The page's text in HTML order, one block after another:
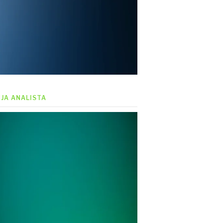
ANALISTA